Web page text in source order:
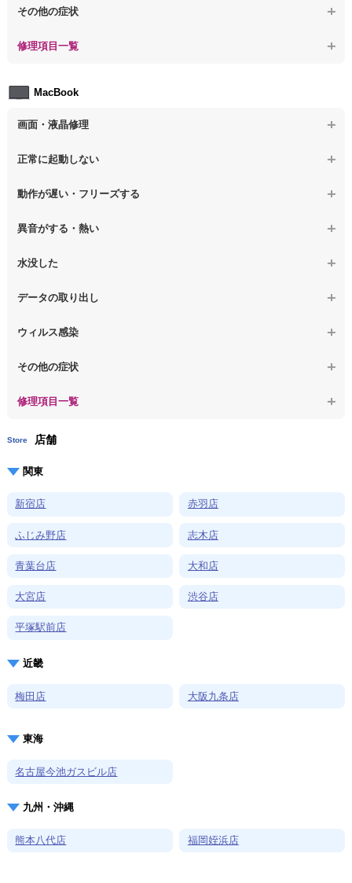
【ノートパソコン】特定のプログラムを削除したい
【ノートパソコン】ウィルス感染のその他の問題
その他の症状
【ノートパソコン】事例紹介
修理項目一覧
【ノートパソコン】電源故障
【ノートパソコン】液晶ディスプレイ交換
【ノートパソコン】マザーボード修理
MacBook
画面・液晶修理
【macbook】画面の割れ・破損
かしい、チラつく等)
【macbook】症状が選択肢にない、よく分からない
正常に起動しない
【macbook】電源ボタンを押しても反応が無い
動作が遅い・フリーズする
異音がする・熱い
【macbook】パソコンから異音がする
水没した
【macbook】水没してパソコンが動かない
データの取り出し
【macbook】起動しないパソコンのデータを復旧
ウィルス感染
【macbook】特定のプログラムを削除したい
その他の症状
修理項目一覧
Store 店舗
関東
新宿店 赤羽店
ふじみ野店 志木店
青葉台店 大和店
大宮店 渋谷店
平塚駅前店
近畿
梅田店 大阪九条店
東海
名古屋今池ガスビル店
九州・沖縄
熊本八代店 福岡姪浜店